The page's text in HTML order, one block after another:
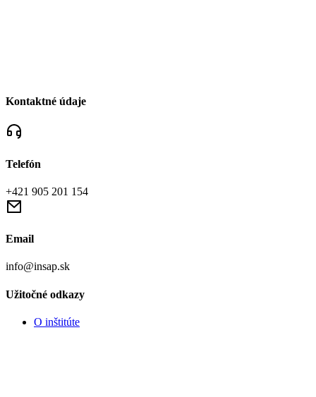
Kontaktné údaje
Telefón
+421 905 201 154
Email
info@insap.sk
Užitočné odkazy
O inštitúte